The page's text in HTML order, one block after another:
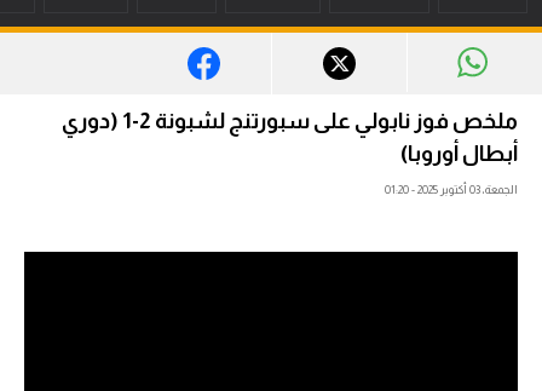
أخبار
ميركاتو
فانتازي في الجول
ملخص فوز نابولي على سبورتنج لشبونة 2-1 (دوري
أبطال أوروبا)
الجمعة، 03 أكتوبر 2025 - 01:20